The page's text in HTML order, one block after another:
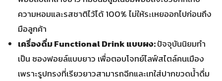
ความหอมและรสชาติไว้ได้ 100% ไม่ให้ระเหยออกไปก่อนถึง
มือลูกค้า
เครื่องดื่ม Functional Drink แบบผง:ปัจจุบันนิยมทำ
เป็น ซองฟอยล์แบบยาว เพื่อตอบโจทย์ไลฟ์สไตล์คนเมือง
เพราะรูปทรงที่เรียวยาวสามารถฉีกและเทใส่ปากขวดน้ำดื่ม